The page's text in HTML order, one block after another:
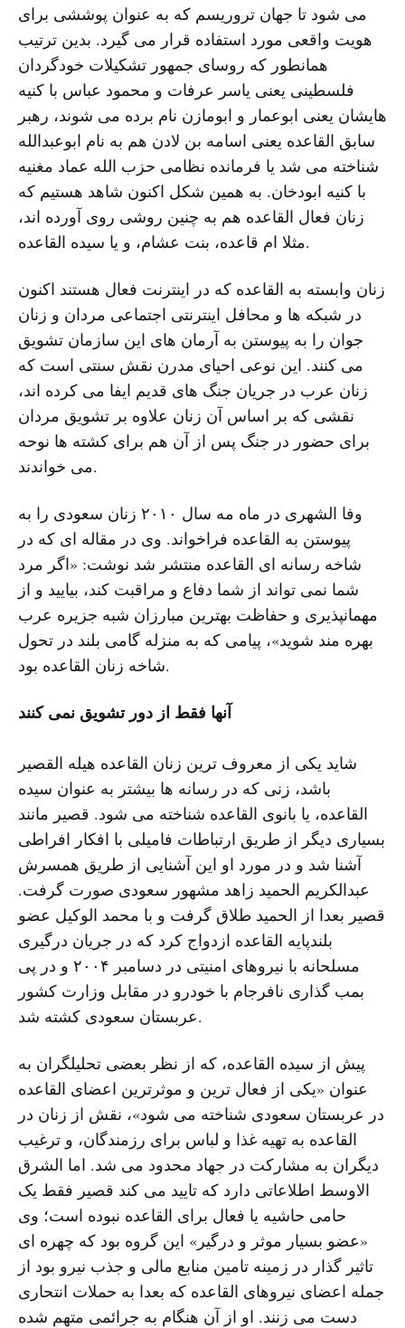
می شود تا جهان تروریسم که به عنوان پوششی برای
هویت واقعی مورد استفاده قرار می گیرد. بدین ترتیب
همانطور که روسای جمهور تشکیلات خودگردان
فلسطینی یعنی یاسر عرفات و محمود عباس با کنیه
هایشان یعنی ابوعمار و ابومازن نام برده می شوند، رهبر
سابق القاعده یعنی اسامه بن لادن هم به نام ابوعبدالله
شناخته می شد یا فرمانده نظامی حزب الله عماد مغنیه
با کنیه ابودخان. به همین شکل اکنون شاهد هستیم که
زنان فعال القاعده هم به چنین روشی روی آورده اند،
مثلا ام قاعده، بنت عشام، و یا سیده القاعده.
زنان وابسته به القاعده که در اینترنت فعال هستند اکنون
در شبکه ها و محافل اینترنتی اجتماعی مردان و زنان
جوان را به پیوستن به آرمان های این سازمان تشویق
می کنند. این نوعی احیای مدرن نقش سنتی است که
زنان عرب در جریان جنگ های قدیم ایفا می کرده اند،
نقشی که بر اساس آن زنان علاوه بر تشویق مردان
برای حضور در جنگ پس از آن هم برای کشته ها نوحه
می خواندند.
وفا الشهری در ماه مه سال ۲۰۱۰ زنان سعودی را به
پیوستن به القاعده فراخواند. وی در مقاله ای که در
شاخه رسانه ای القاعده منتشر شد نوشت: «اگر مرد
شما نمی تواند از شما دفاع و مراقبت کند، بیایید و از
مهمانپذیری و حفاظت بهترین مبارزان شبه جزیره عرب
بهره مند شوید»، پیامی که به منزله گامی بلند در تحول
شاخه زنان القاعده بود.
آنها فقط از دور تشویق نمی کنند
شاید یکی از معروف ترین زنان القاعده هیله القصیر
باشد، زنی که در رسانه ها بیشتر به عنوان سیده
القاعده، یا بانوی القاعده شناخته می شود. قصیر مانند
بسیاری دیگر از طریق ارتباطات فامیلی با افکار افراطی
آشنا شد و در مورد او این آشنایی از طریق همسرش
عبدالکریم الحمید زاهد مشهور سعودی صورت گرفت.
قصیر بعدا از الحمید طلاق گرفت و با محمد الوکیل عضو
بلندپایه القاعده ازدواج کرد که در جریان درگیری
مسلحانه با نیروهای امنیتی در دسامبر ۲۰۰۴ و در پی
بمب گذاری نافرجام با خودرو در مقابل وزارت کشور
عربستان سعودی کشته شد.
پیش از سیده القاعده، که از نظر بعضی تحلیلگران به
عنوان «یکی از فعال ترین و موثرترین اعضای القاعده
در عربستان سعودی شناخته می شود»، نقش از زنان در
القاعده به تهیه غذا و لباس برای رزمندگان، و ترغیب
دیگران به مشارکت در جهاد محدود می شد. اما الشرق
الاوسط اطلاعاتی دارد که تایید می کند قصیر فقط یک
حامی حاشیه یا فعال برای القاعده نبوده است؛ وی
«عضو بسیار موثر و درگیر» این گروه بود که چهره ای
تاثیر گذار در زمینه تامین منابع مالی و جذب نیرو بود از
جمله اعضای نیروهای القاعده که بعدا به حملات انتحاری
دست می زنند. او از آن هنگام به جرائمی متهم شده